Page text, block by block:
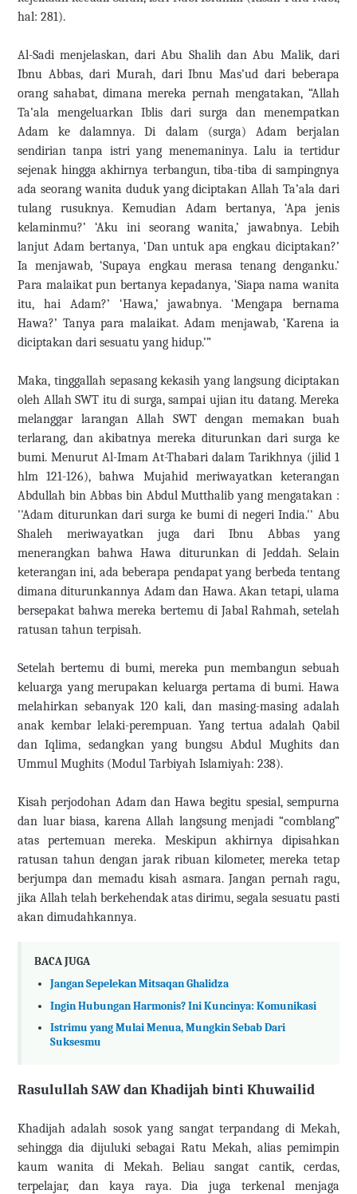
hal: 281).
Al-Sadi menjelaskan, dari Abu Shalih dan Abu Malik, dari
Ibnu Abbas, dari Murah, dari Ibnu Mas’ud dari beberapa
orang sahabat, dimana mereka pernah mengatakan, “Allah
Ta’ala mengeluarkan Iblis dari surga dan menempatkan
Adam ke dalamnya. Di dalam (surga) Adam berjalan
sendirian tanpa istri yang menemaninya. Lalu ia tertidur
sejenak hingga akhirnya terbangun, tiba-tiba di sampingnya
ada seorang wanita duduk yang diciptakan Allah Ta’ala dari
tulang rusuknya. Kemudian Adam bertanya, ‘Apa jenis
kelaminmu?’ ‘Aku ini seorang wanita,’ jawabnya. Lebih
lanjut Adam bertanya, ‘Dan untuk apa engkau diciptakan?’
Ia menjawab, ‘Supaya engkau merasa tenang denganku.’
Para malaikat pun bertanya kepadanya, ‘Siapa nama wanita
itu, hai Adam?’ ‘Hawa,’ jawabnya. ‘Mengapa bernama
Hawa?’ Tanya para malaikat. Adam menjawab, ‘Karena ia
diciptakan dari sesuatu yang hidup.’”
Maka, tinggallah sepasang kekasih yang langsung diciptakan
oleh Allah SWT itu di surga, sampai ujian itu datang. Mereka
melanggar larangan Allah SWT dengan memakan buah
terlarang, dan akibatnya mereka diturunkan dari surga ke
bumi. Menurut Al-Imam At-Thabari dalam Tarikhnya (jilid 1
hlm 121-126), bahwa Mujahid meriwayatkan keterangan
Abdullah bin Abbas bin Abdul Mutthalib yang mengatakan :
''Adam diturunkan dari surga ke bumi di negeri India.'' Abu
Shaleh meriwayatkan juga dari Ibnu Abbas yang
menerangkan bahwa Hawa diturunkan di Jeddah. Selain
keterangan ini, ada beberapa pendapat yang berbeda tentang
dimana diturunkannya Adam dan Hawa. Akan tetapi, ulama
bersepakat bahwa mereka bertemu di Jabal Rahmah, setelah
ratusan tahun terpisah.
Setelah bertemu di bumi, mereka pun membangun sebuah
keluarga yang merupakan keluarga pertama di bumi. Hawa
melahirkan sebanyak 120 kali, dan masing-masing adalah
anak kembar lelaki-perempuan. Yang tertua adalah Qabil
dan Iqlima, sedangkan yang bungsu Abdul Mughits dan
Ummul Mughits (Modul Tarbiyah Islamiyah: 238).
Kisah perjodohan Adam dan Hawa begitu spesial, sempurna
dan luar biasa, karena Allah langsung menjadi “comblang”
atas pertemuan mereka. Meskipun akhirnya dipisahkan
ratusan tahun dengan jarak ribuan kilometer, mereka tetap
berjumpa dan memadu kisah asmara. Jangan pernah ragu,
jika Allah telah berkehendak atas dirimu, segala sesuatu pasti
akan dimudahkannya.
BACA JUGA
Jangan Sepelekan Mitsaqan Ghalidza
Ingin Hubungan Harmonis? Ini Kuncinya: Komunikasi
Istrimu yang Mulai Menua, Mungkin Sebab Dari
Suksesmu
Rasulullah SAW dan Khadijah binti Khuwailid
Khadijah adalah sosok yang sangat terpandang di Mekah,
sehingga dia dijuluki sebagai Ratu Mekah, alias pemimpin
kaum wanita di Mekah. Beliau sangat cantik, cerdas,
terpelajar, dan kaya raya. Dia juga terkenal menjaga